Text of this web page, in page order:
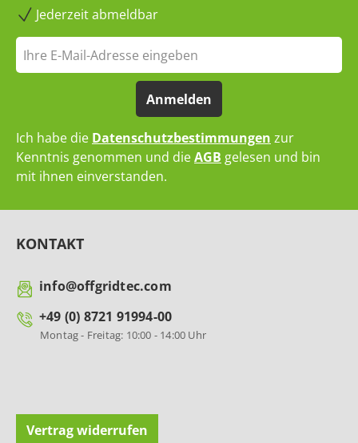
Jederzeit abmeldbar
Anmelden
Ich habe die Datenschutzbestimmungen zur
Kenntnis genommen und dieAGB gelesen und bin
mit ihnen einverstanden.
KONTAKT
info@offgridtec.com
+49 (0) 8721 91994-00
Montag - Freitag: 10:00 - 14:00 Uhr
Vertrag widerrufen